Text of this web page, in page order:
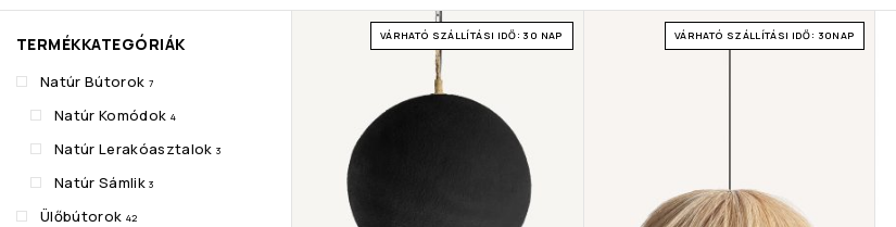
TERMÉKKATEGÓRIÁK
Natúr Bútorok 7
Natúr Komódok 4
Natúr Lerakóasztalok 3
Natúr Sámlik 3
Ülőbútorok 42
VÁRHATÓ SZÁLLÍTÁSI IDŐ: 30 NAP VÁRHATÓ SZÁLLÍTÁSI IDŐ: 30NAP